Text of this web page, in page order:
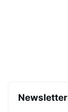
Newsletter